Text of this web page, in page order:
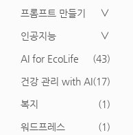
프롬프트 만들기 ∨
인공지능 ∨
AI for EcoLife (43)
건강 관리 with AI(17)
복지 (1)
워드프레스 (1)